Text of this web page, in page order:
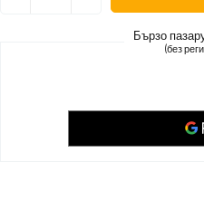
Бързо
(без